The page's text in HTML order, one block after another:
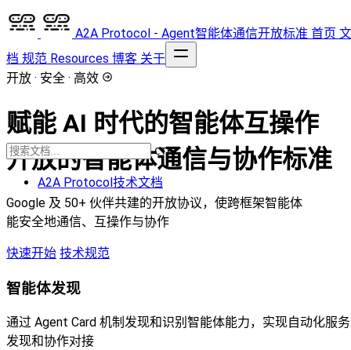
A2A Protocol - Agent智能体通信开放标准 首页 文
档 规范 Resources 博客 关于
CTRL K
A2A Protocol技术文档
开放 · 安全 · 高效
赋能 AI 时代的智能体互操作
开放的智能体通信与协作标准
Google 及 50+ 伙伴共建的开放协议，使跨框架智能体
能安全地通信、互操作与协作
快速开始 技术规范
智能体发现
通过 Agent Card 机制发现和识别智能体能力，实现自动化服务
发现和协作对接